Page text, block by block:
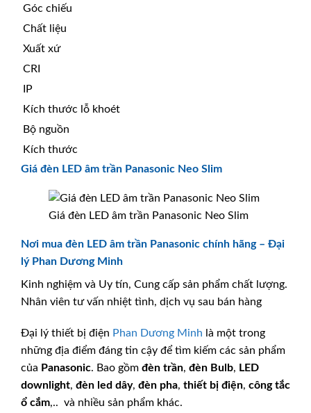
Góc chiếu
Chất liệu
Xuất xứ
CRI
IP
Kích thước lỗ khoét
Bộ nguồn
Kích thước
Giá đèn LED âm trần Panasonic Neo Slim
Giá đèn LED âm trần Panasonic Neo Slim
Nơi mua đèn LED âm trần Panasonic chính hãng – Đại
lý Phan Dương Minh
Kinh nghiệm và Uy tín, Cung cấp sản phẩm chất lượng.
Nhân viên tư vấn nhiệt tình, dịch vụ sau bán hàng
Đại lý thiết bị điện Phan Dương Minh là một trong
những địa điểm đáng tin cậy để tìm kiếm các sản phẩm
của Panasonic. Bao gồm đèn trần, đèn Bulb, LED
downlight, đèn led dây, đèn pha, thiết bị điện, công tắc
ổ cắm,.. và nhiều sản phẩm khác.